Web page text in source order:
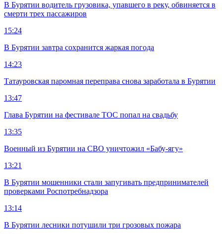
В Бурятии водитель грузовика, упавшего в реку, обвиняется в
смерти трех пассажиров
15:24
В Бурятии завтра сохранится жаркая погода
14:23
Татауровская паромная переправа снова заработала в Бурятии
13:47
Глава Бурятии на фестивале ТОС попал на свадьбу
13:35
Военный из Бурятии на СВО уничтожил «Бабу-ягу»
13:21
В Бурятии мошенники стали запугивать предпринимателей
проверками Роспотребнадзора
13:14
В Бурятии лесники потушили три грозовых пожара